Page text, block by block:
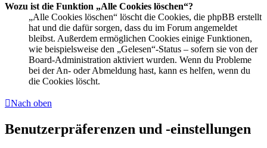
Wozu ist die Funktion „Alle Cookies löschen“?
„Alle Cookies löschen“ löscht die Cookies, die phpBB erstellt
hat und die dafür sorgen, dass du im Forum angemeldet
bleibst. Außerdem ermöglichen Cookies einige Funktionen,
wie beispielsweise den „Gelesen“-Status – sofern sie von der
Board-Administration aktiviert wurden. Wenn du Probleme
bei der An- oder Abmeldung hast, kann es helfen, wenn du
die Cookies löscht.
Nach oben
Benutzerpräferenzen und -einstellungen